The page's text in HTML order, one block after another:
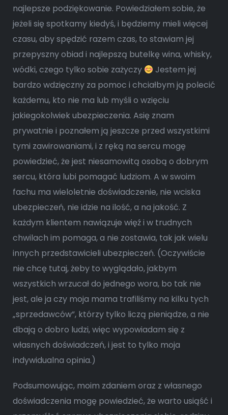
najlepsze podziękowanie. Powiedziałem sobie, że
jeżeli się spotkamy kiedyś, i będziemy mieli więcej
czasu, aby spędzić razem czas, to stawiam jej
przepyszny obiad i najlepszą butelkę wina, whisky,
wódki, czego tylko sobie zażyczy
Jestem jej
bardzo wdzięczny za pomoc i chciałbym ją polecić
każdemu, kto nie ma lub myśli o wzięciu
jakiegokolwiek ubezpieczenia. Asię znam
prywatnie i poznałem ją jeszcze przed wszystkimi
tymi zawirowaniami, i z ręką na sercu mogę
powiedzieć, że jest niesamowitą osobą o dobrym
sercu, która lubi pomagać ludziom. A w swoim
fachu ma wieloletnie doświadczenie, nie wciska
ubezpieczeń, nie idzie na ilość, a na jakość. Z
każdym klientem nawiązuje więź i w trudnych
chwilach im pomaga, a nie zostawia, tak jak wielu
innych przedstawicieli ubezpieczeń. (Oczywiście
nie chcę tutaj, żeby to wyglądało, jakbym
wszystkich wrzucał do jednego wora, bo tak nie
jest, ale ja czy moja mama trafiliśmy na kilku tych
„sprzedawców”, którzy tylko liczą pieniądze, a nie
dbają o dobro ludzi, więc wypowiadam się z
własnych doświadczeń, i jest to tylko moja
indywidualna opinia.)
Podsumowując, moim zdaniem oraz z własnego
doświadczenia mogę powiedzieć, że warto usiąść i